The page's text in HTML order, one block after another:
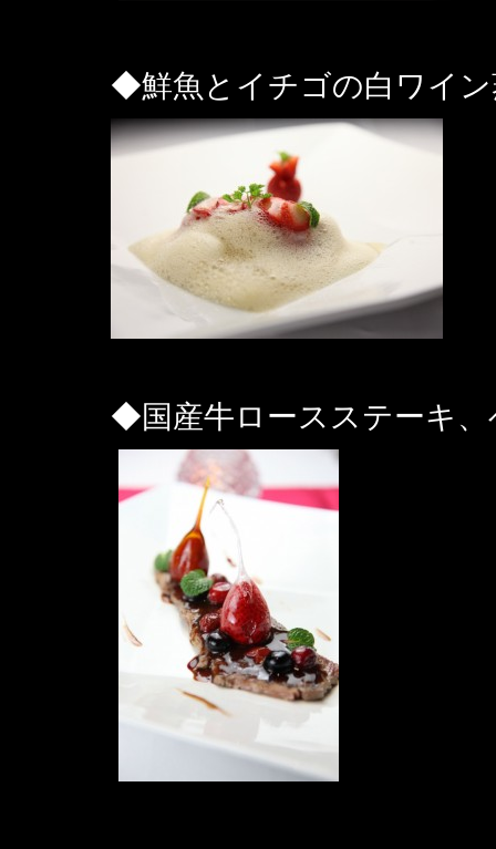
◆鮮魚とイチゴの白ワイ
◆国産牛ロースステーキ